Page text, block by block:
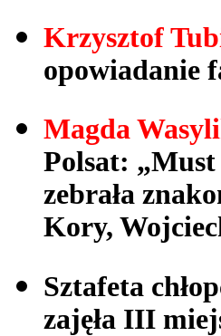
Krzysztof
opowiadanie
Magda
Polsat:
zebrała
Kory,
Sztafeta
zajęła III